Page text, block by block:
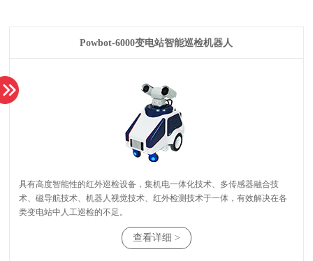
Powbot-6000变电站智能巡检机器人
类变电站中人工巡检的不足。
查看详细 >